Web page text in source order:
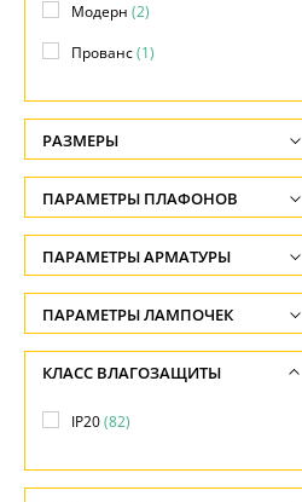
Модерн (2)
Прованс(1)
РАЗМЕРЫ
Высота, см
-
Диаметр, см
-
Длина, см
-
ПАРАМЕТРЫ ПЛАФОНОВ
ФОРМА ПЛАФОНА
Декоративный(17)
Конус(15)
Полушар(33)
Шар(17)
ПОВЕРХНОСТЬ
ПАРАМЕТРЫ АРМАТУРЫ
ЦВЕТ АРМАТУРЫ
Бежевый(13)
ПАРАМЕТРЫ ЛАМПОЧЕК
Количество ламп
-
Общая мощность ламп
-
КЛАСС ВЛАГОЗАЩИТЫ
IP20(82)